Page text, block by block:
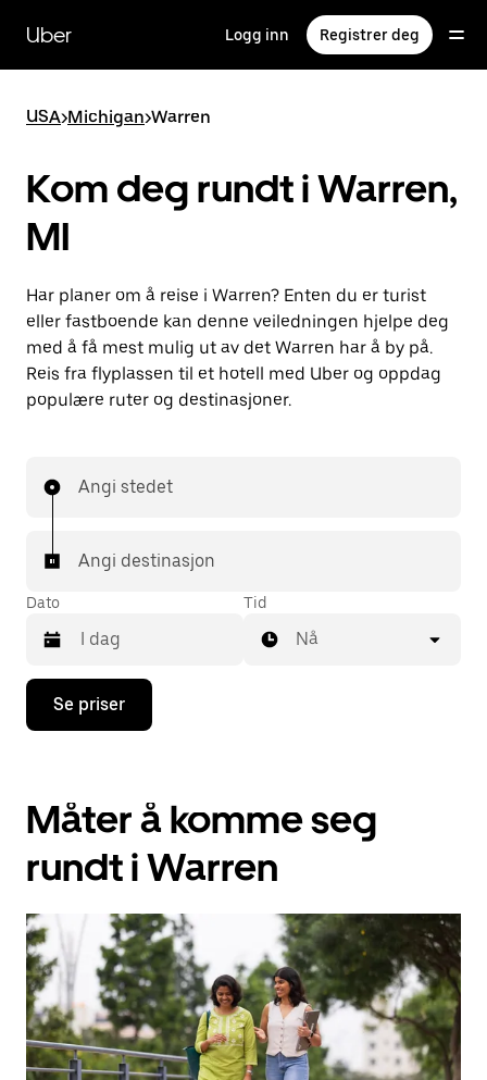
hovedinnholdet
Uber Logg inn Registrer deg
USA>Michigan>Warren
Kom deg rundt i Warren,
MI
Har planer om å reise i Warren? Enten du er turist
eller fastboende kan denne veiledningen hjelpe deg
med å få mest mulig ut av det Warren har å by på.
Reis fra flyplassen til et hotell med Uber og oppdag
populære ruter og destinasjoner.
Angi stedet
Angi destinasjon
Dato
Trykk
piltast
åpne
kalenderen
velge
Trykk
på
Esc-
knappen
for
å
lukke
kalenderen.
Tid
Nå
Se priser
Måter å komme seg
rundt i Warren